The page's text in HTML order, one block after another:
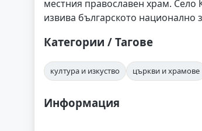
местния православен храм. Село
извива българското национално
Категории / Тагове
култура и изкуство църкви и храмове
Информация